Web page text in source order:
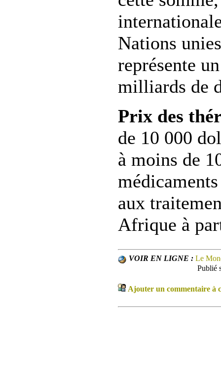
Nations
représente
milliards de
Prix des
de 10 000
à moins de
médicaments
aux
Afrique à
VOIR EN LIGNE : Le
Publié
Ajouter un commentaire à